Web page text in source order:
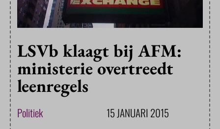
LSVb klaagt bij AFM:
ministerie overtreedt
leenregels
Politiek 15 JANUARI 2015